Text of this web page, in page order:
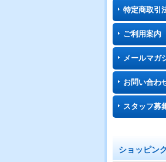
特定商取引
ご利用案内
メールマガ
お問い合わ
スタッフ募
ショッピン